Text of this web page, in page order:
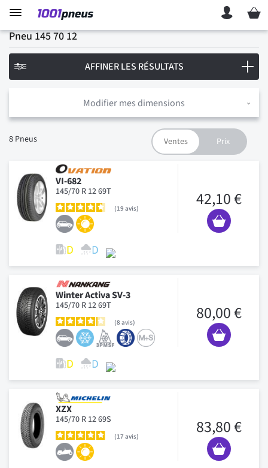
Mon
Pneu 145 70 12
Modifier mes dimensions
8 Pneus
VI-682
145/70 R 12 69T
19 avis 42,10 €
Winter Activa SV-3
145/70 R 12 69T
8 avis 80,00 €
XZX
145/70 R 12 69S
17 avis 83,80 €
AFFINER LES RÉSULTATS